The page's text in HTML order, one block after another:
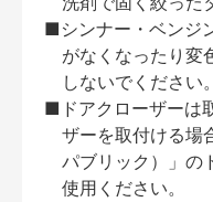
■シンナー・ベンジ
がなくなったり変
しないでください。
■ドアクローザーは
ザーを取付ける場
パブリック）」の
使用ください。